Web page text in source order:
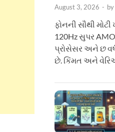
August 3, 2026 -
ફોનની સૌથી
120Hz સુપર
પ્રોસેસર અને છ
છે. કિંમત અને